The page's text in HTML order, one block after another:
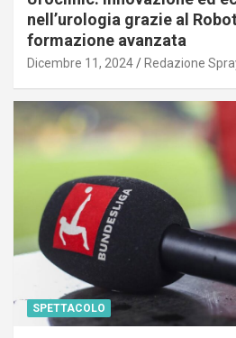
nell’urologia grazie al
formazione avanzata
Dicembre 11, 2024 Redazione
SPETTACOLO